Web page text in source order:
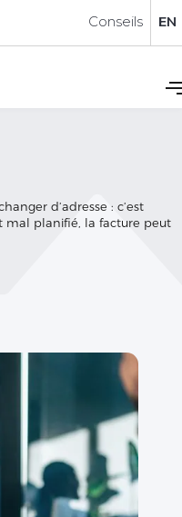
Conseils EN
d’adresse : c’est
mal planifié, la facture peut